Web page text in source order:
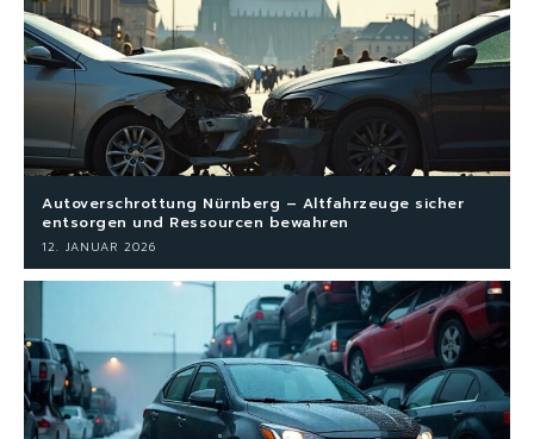
Autoverschrottung Nürnberg – Altfahrzeuge sicher
entsorgen und Ressourcen bewahren
12. JANUAR 2026